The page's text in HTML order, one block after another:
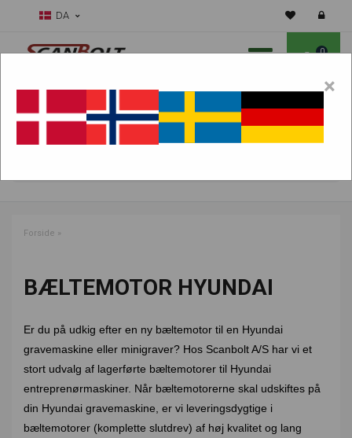
DA
0
Forside »
BÆLTEMOTOR HYUNDAI
Er du på udkig efter en ny bæltemotor til en Hyundai
gravemaskine eller minigraver? Hos Scanbolt A/S har vi et
stort udvalg af lagerførte bæltemotorer til Hyundai
entreprenørmaskiner. Når bæltemotorerne skal udskiftes på
din Hyundai gravemaskine, er vi leveringsdygtige i
bæltemotorer (komplette slutdrev) af høj kvalitet og lang
×